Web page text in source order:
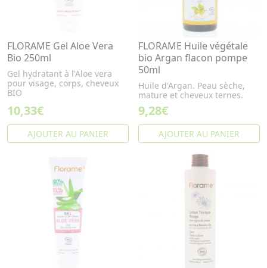
FLORAME Gel Aloe Vera
Bio 250ml
Gel hydratant à l'Aloe vera
pour visage, corps, cheveux
BIO
10,33€
AJOUTER AU PANIER
FLORAME Huile végétale
bio Argan flacon pompe
50ml
Huile d'Argan. Peau sèche,
mature et cheveux ternes.
9,28€
AJOUTER AU PANIER